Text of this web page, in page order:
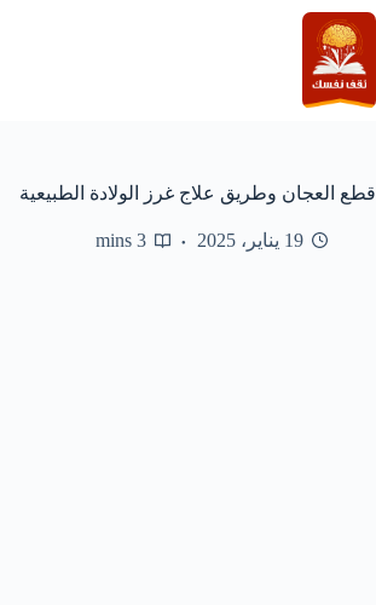
التجاوز
إلى
المحتوى
قطع العجان وطريق علاج غرز الولادة الطبيعية
19 يناير، 2025 3 mins